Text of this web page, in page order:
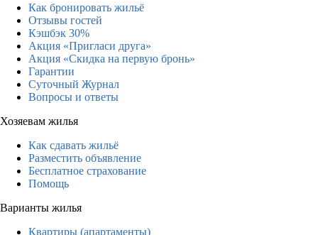
Как бронировать жильё
Отзывы гостей
Кэшбэк 30%
Акция «Пригласи друга»
Акция «Скидка на первую бронь»
Гарантии
Суточный Журнал
Вопросы и ответы
Хозяевам жилья
Как сдавать жильё
Разместить объявление
Бесплатное страхование
Помощь
Варианты жилья
Квартиры (апартаменты)